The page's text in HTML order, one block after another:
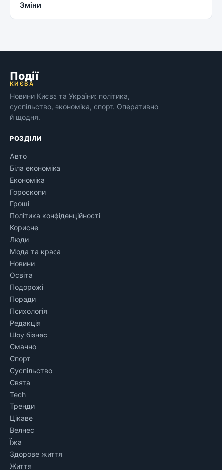
Зміни
Події
КИЄВА
Новини Києва та України: політика,
суспільство, економіка, спорт. Оперативно
й щодня.
РОЗДІЛИ
Авто
Біла економіка
Економіка
Гороскопи
Гроші
Політика конфіденційності
Корисне
Люди
Мода та краса
Новини
Освіта
Подорожі
Поради
Психологія
Редакція
Шоу бізнес
Смачно
Спорт
Суспільство
Свята
Tech
Тренди
Цікаве
Велнес
Їжа
Здорове життя
Життя